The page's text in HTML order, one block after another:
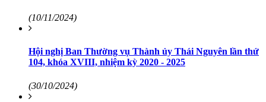
(10/11/2024)
Hội nghị Ban Thường vụ Thành ủy Thái Nguyên lần thứ
104, khóa XVIII, nhiệm kỳ 2020 - 2025
(30/10/2024)